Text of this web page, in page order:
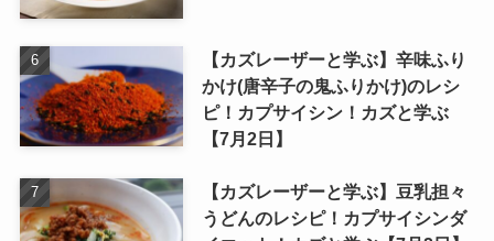
【カズレーザーと学ぶ】辛味ふり
かけ(唐辛子の鬼ふりかけ)のレシ
ピ！カプサイシン！カズと学ぶ
【7月2日】
【カズレーザーと学ぶ】豆乳担々
うどんのレシピ！カプサイシンダ